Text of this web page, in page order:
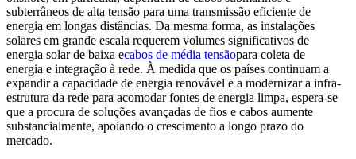
subterrâneos de alta tensão para uma transmissão eficiente de
energia em longas distâncias. Da mesma forma, as instalações
solares em grande escala requerem volumes significativos de
energia solar de baixa ecabos de média tensãopara coleta de
energia e integração à rede. À medida que os países continuam a
expandir a capacidade de energia renovável e a modernizar a infra-
estrutura da rede para acomodar fontes de energia limpa, espera-se
que a procura de soluções avançadas de fios e cabos aumente
substancialmente, apoiando o crescimento a longo prazo do
mercado.